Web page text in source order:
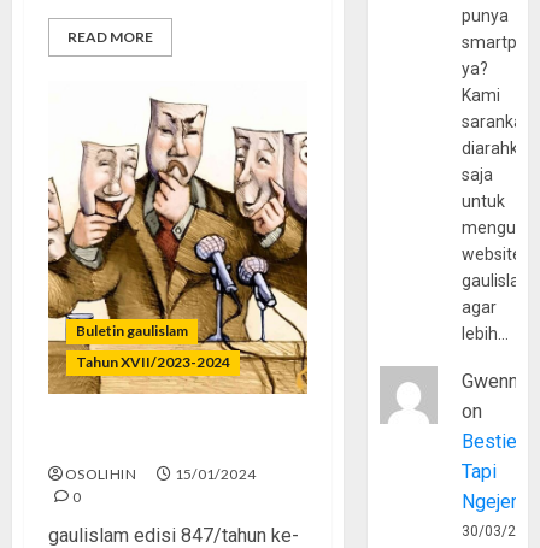
READ MORE
Buletin gaulislam
Tahun XVII/2023-2024
OSOLIHIN
15/01/2024
0
gaulislam edisi 847/tahun ke-
punya
ya?
Kami
sarankan,
diarahkan
saja
untuk
website
agar
lebih…
Gwenny
on
Bestie
Tapi
30/03/